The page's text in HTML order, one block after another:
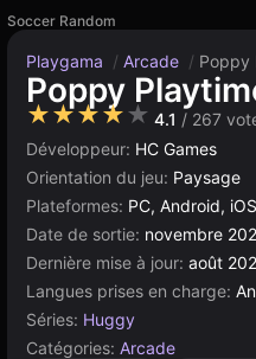
Soccer Random
Playgama / Arcade / Poppy
Poppy
★★★★★ 4.1 / 267
Développeur: HC Games
Orientation du jeu: Paysage
Plateformes: PC, Android, iOS
Date de sortie: novembre
Dernière mise à jour: août
Langues prises en charge:
Séries: Huggy
Catégories: Arcade